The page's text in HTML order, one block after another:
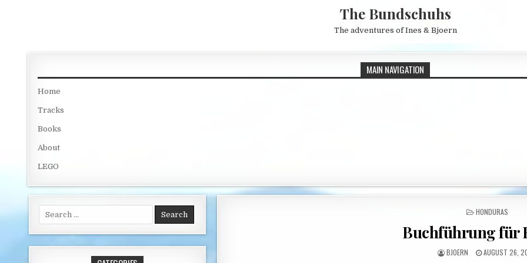
The Bundschuhs
The adventures of Ines & Bjoern
MAIN NAVIGATION
Home
Tracks
Books
About
LEGO
POSTED IN
HONDURAS
Buchführung für
AUTHOR:
BJOERN PUBLISHED
AUGUST 26,
Search for: